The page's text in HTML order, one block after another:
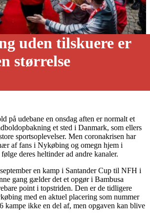
uden tilskuere er
størrelse
på udebane en onsdag aften er normalt et
et sted i Danmark, som ellers
sportsoplevelser. Men coronakrisen har
af fans i Nykøbing og omegn hjem i
deres heltinder ad andre kanaler.
en kamp i Santander Cup til NFH i
gang gælder det et opgør i Bambusa
point i topstriden. Den er de tidligere
med en aktuel placering som nummer
kampe ikke en del af, men opgaven kan blive